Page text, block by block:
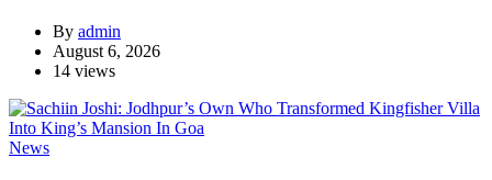
By admin
August 6, 2026
14 views
News